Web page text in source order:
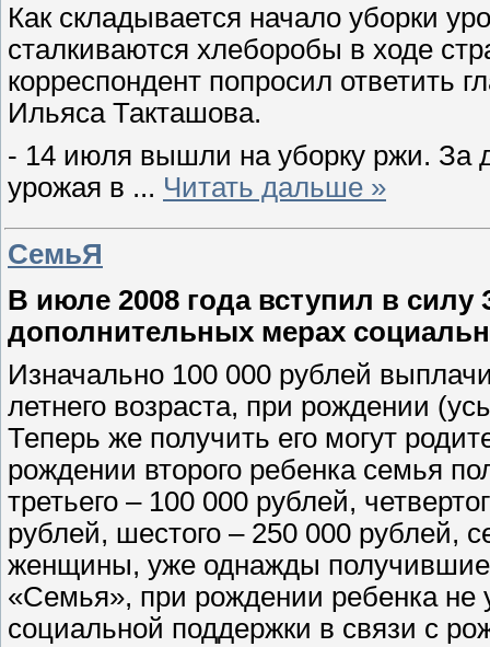
Как складывается начало уборки
сталкиваются хлеборобы в ходе
корреспондент попросил ответить
Ильяса Такташова.
- 14 июля вышли на уборку ржи. За
урожая в ... Читать дальше »
СемьЯ
В июле 2008 года вступил в
дополнительных мерах
Изначально 100 000 рублей
летнего возраста, при рождении
Теперь же получить его могут
рождении второго ребенка семья
третьего – 100 000 рублей,
рублей, шестого – 250 000 рублей,
женщины, уже однажды получившие
«Семья», при рождении ребенка не
социальной поддержки в связи с